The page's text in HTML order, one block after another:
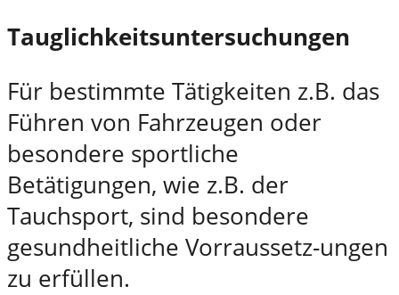
Tauglichkeitsuntersuchungen
Für bestimmte Tätigkeiten z.B. das
Führen von Fahrzeugen oder
besondere sportliche
Betätigungen, wie z.B. der
Tauchsport, sind besondere
gesundheitliche Vorraussetz-ungen
zu erfüllen.